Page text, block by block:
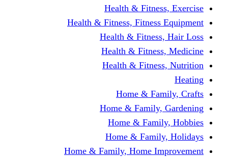
Health &
Health & Fitness,
Health &
Health &
Health &
Home &
Home &
Home &
Home &
Home & Family, Home